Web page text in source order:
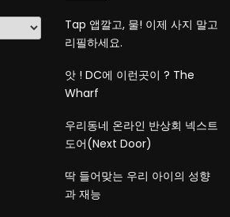
Tap 앱깔고, 물! 이제 사지 말고
리필하세요.
앗 ! DC에 이런곳이 ? The
Wharf
우리동네 온라인 반상회 넥스트
도어(Next Door)
딱 들어맞는 우리 아이의 성향
과 재능